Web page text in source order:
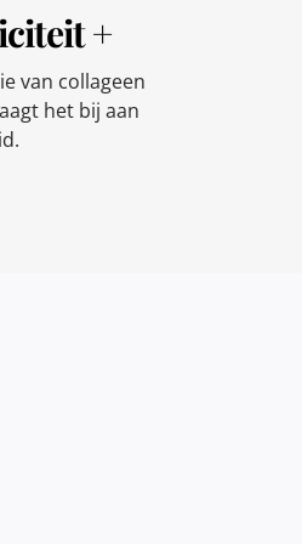
+
van collageen
het bij aan